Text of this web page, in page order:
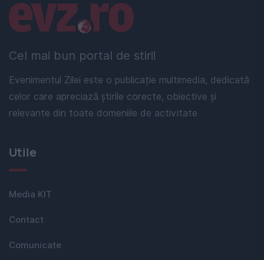
Cel mai bun portal de stiri!
Evenimentul Zilei este o publicație multimedia, dedicată
celor care apreciază știrile corecte, obiective și
relevante din toate domeniile de activitate
Linkuri utile
Utile
Media KIT
Contact
Comunicate